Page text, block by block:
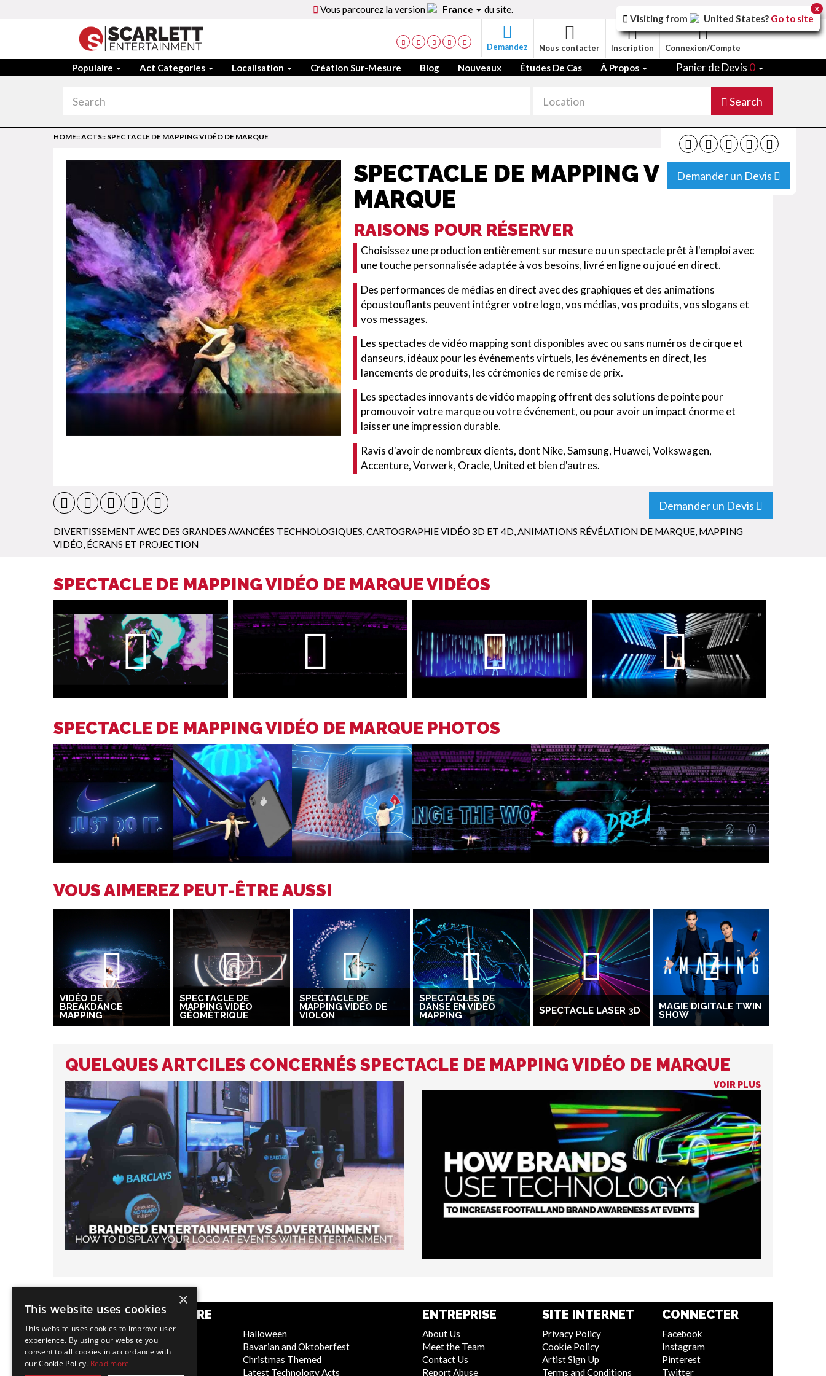
Vous parcourez la version France du site.
Demandez Nous contacter Inscription Connexion/Compte
Populaire Act Categories Localisation Création Sur-Mesure Blog Nouveaux Études De Cas À Propos Panier de Devis 0
Search
Demander un Devis
HOME::ACTS:: SPECTACLE DE MAPPING VIDÉO DE MARQUE
SPECTACLE DE MAPPING VIDÉO DE
MARQUE
RAISONS POUR RÉSERVER
Choisissez une production entièrement sur mesure ou un spectacle prêt à l'emploi avec
une touche personnalisée adaptée à vos besoins, livré en ligne ou joué en direct.
Des performances de médias en direct avec des graphiques et des animations
époustouflants peuvent intégrer votre logo, vos médias, vos produits, vos slogans et
vos messages.
Les spectacles de vidéo mapping sont disponibles avec ou sans numéros de cirque et
danseurs, idéaux pour les événements virtuels, les événements en direct, les
lancements de produits, les cérémonies de remise de prix.
Les spectacles innovants de vidéo mapping offrent des solutions de pointe pour
promouvoir votre marque ou votre événement, ou pour avoir un impact énorme et
laisser une impression durable.
Ravis d'avoir de nombreux clients, dont Nike, Samsung, Huawei, Volkswagen,
Accenture, Vorwerk, Oracle, United et bien d'autres.
Demander un Devis
DIVERTISSEMENT AVEC DES GRANDES AVANCÉES TECHNOLOGIQUES,CARTOGRAPHIE VIDÉO 3D ET 4D,ANIMATIONS RÉVÉLATION DE MARQUE, MAPPING
VIDÉO, ÉCRANS ET PROJECTION
SPECTACLE DE MAPPING VIDÉO DE MARQUE VIDÉOS
SPECTACLE DE MAPPING VIDÉO DE MARQUE PHOTOS
VOUS AIMEREZ PEUT-ÊTRE AUSSI
VIDÉO DE
BREAKDANCE
MAPPING
SPECTACLE DE
MAPPING VIDÉO
GÉOMÉTRIQUE
SPECTACLE DE
MAPPING VIDÉO DE
VIOLON
SPECTACLES DE
DANSE EN VIDÉO
MAPPING SPECTACLE LASER 3D MAGIE DIGITALE TWIN
SHOW
QUELQUES ARTCILES CONCERNÉS SPECTACLE DE MAPPING VIDÉO DE MARQUE
VOIR PLUS
CATÉGORIES POPULAIRE
Festive
WOW Factor
Corporate Entertainment
Halloween
Bavarian and Oktoberfest
Christmas Themed
Latest Technology Acts
ENTREPRISE
About Us
Meet the Team
Contact Us
Report Abuse
SITE INTERNET
Privacy Policy
Cookie Policy
Artist Sign Up
Terms and Conditions
CONNECTER
Facebook
Instagram
Pinterest
Twitter
×
This website uses cookies
This website uses cookies to improve user
experience. By using our website you
consent to all cookies in accordance with
our Cookie Policy. Read more
Visiting from United States? Go to site
x